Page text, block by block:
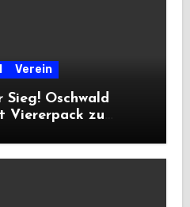
Verein
Sieg! Oschwald
Viererpack zu